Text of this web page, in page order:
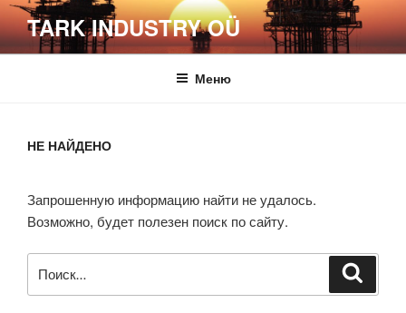
Перейти
к
содержимому
TARK INDUSTRY OÜ
Меню
НЕ НАЙДЕНО
Запрошенную информацию найти не удалось.
Возможно, будет полезен поиск по сайту.